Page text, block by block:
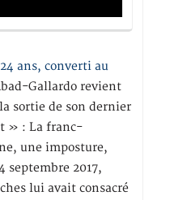
ans, converti au
Gallardo revient
sortie de son dernier
» : La franc-
une imposture,
septembre 2017,
lui avait consacré